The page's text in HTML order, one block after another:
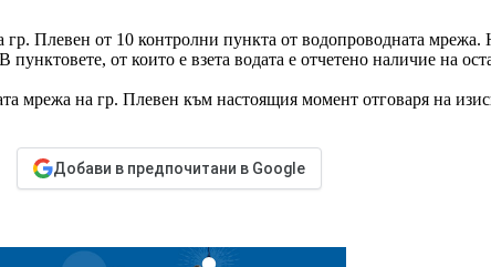
Плевен от 10 контролни пункта от водопроводната мрежа.
от които е взета водата е отчетено наличие на
мрежа на гр. Плевен към настоящия момент отговаря на
Добави в предпочитани в Google